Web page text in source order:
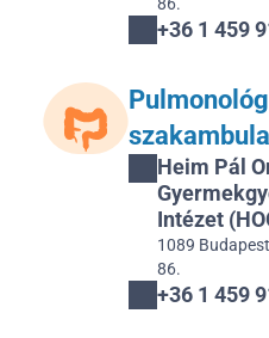
+36 1 459
Heim Pál
Intézet
1089
86.
+36 1 459